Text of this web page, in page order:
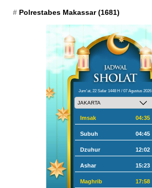
Polrestabes Makassar(1681)
Jum'at, 22 Safar 1448 H / 07 Agustus 2026
Imsak 04:35
Subuh 04:45
Dzuhur 12:02
Ashar 15:23
Maghrib 17:58